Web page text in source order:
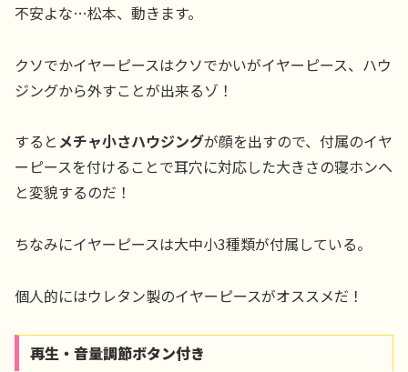
不安よな…松本、動きます。
クソでかイヤーピースはクソでかいがイヤーピース、ハウ
ジングから外すことが出来るゾ！
するとメチャ小さハウジングが顔を出すので、付属のイヤ
ーピースを付けることで耳穴に対応した大きさの寝ホンへ
と変貌するのだ！
ちなみにイヤーピースは大中小3種類が付属している。
個人的にはウレタン製のイヤーピースがオススメだ！
再生・音量調節ボタン付き